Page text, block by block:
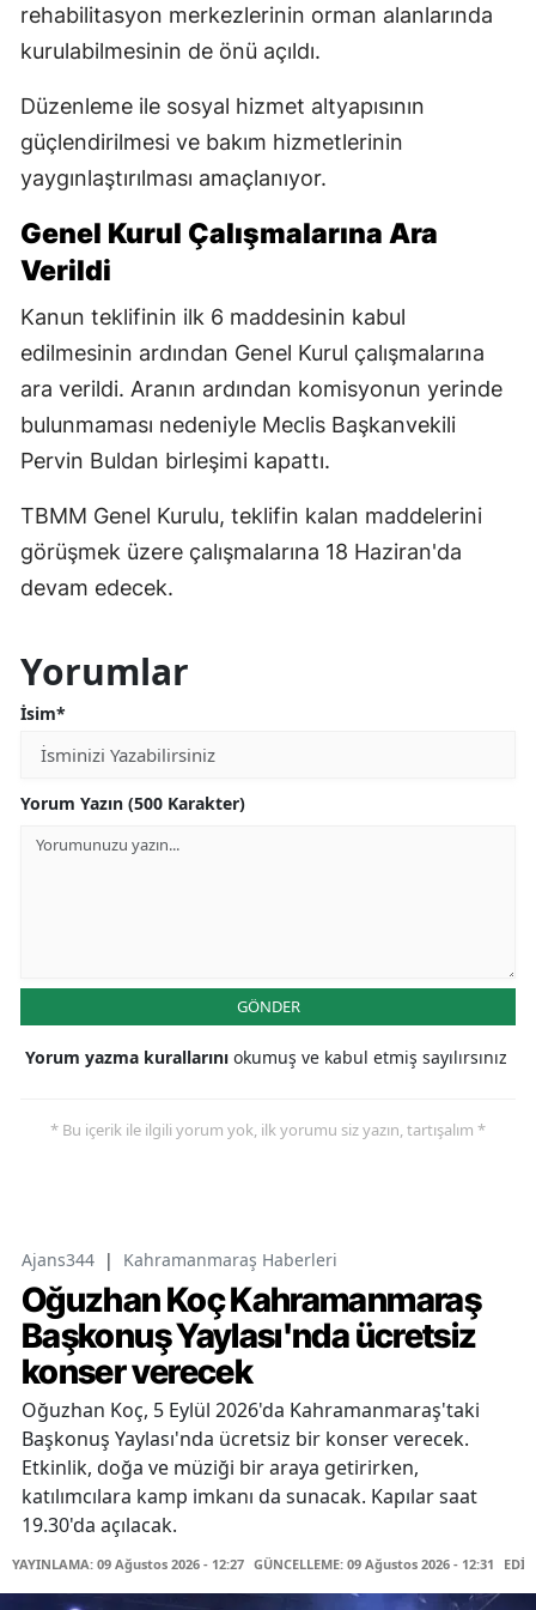
rehabilitasyon merkezlerinin orman alanlarında
kurulabilmesinin de önü açıldı.
Düzenleme ile sosyal hizmet altyapısının
güçlendirilmesi ve bakım hizmetlerinin
yaygınlaştırılması amaçlanıyor.
Genel Kurul Çalışmalarına Ara
Verildi
Kanun teklifinin ilk 6 maddesinin kabul
edilmesinin ardından Genel Kurul çalışmalarına
ara verildi. Aranın ardından komisyonun yerinde
bulunmaması nedeniyle Meclis Başkanvekili
Pervin Buldan birleşimi kapattı.
TBMM Genel Kurulu, teklifin kalan maddelerini
görüşmek üzere çalışmalarına 18 Haziran'da
devam edecek.
Yorumlar
İsim*
Yorum Yazın (500 Karakter)
GÖNDER
Yorum yazma kurallarını okumuş ve kabul etmiş sayılırsınız
* Bu içerik ile ilgili yorum yok, ilk yorumu siz yazın, tartışalım *
Ajans344 | Kahramanmaraş Haberleri
Oğuzhan Koç Kahramanmaraş
Başkonuş Yaylası'nda ücretsiz
konser verecek
Oğuzhan Koç, 5 Eylül 2026'da Kahramanmaraş'taki
Başkonuş Yaylası'nda ücretsiz bir konser verecek.
Etkinlik, doğa ve müziği bir araya getirirken,
katılımcılara kamp imkanı da sunacak. Kapılar saat
19.30'da açılacak.
YAYINLAMA: 09 Ağustos 2026 - 12:27 GÜNCELLEME: 09 Ağustos 2026 - 12:31